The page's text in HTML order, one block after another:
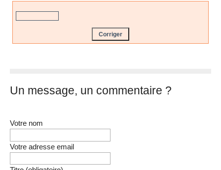
Un message, un commentaire ?
Votre nom
Votre adresse email